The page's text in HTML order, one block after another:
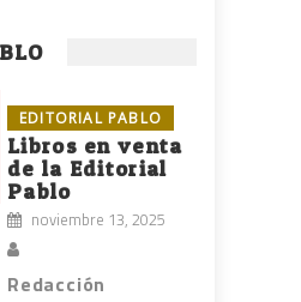
EDITORIAL PABLO
Libros en venta
de la Editorial
Pablo
noviembre 13, 2025
Redacción